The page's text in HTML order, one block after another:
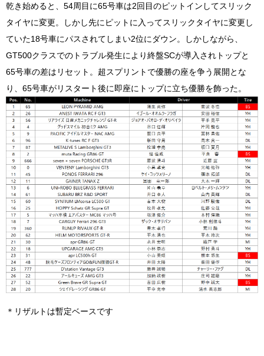
乾き始めると、54周目に65号車は2回目のピットインしてスリック
タイヤに変更。しかし先にピットに入ってスリックタイヤに変更し
ていた18号車にパスされてしまい2位にダウン。しかしながら、
GT500クラスでのトラブル発生により終盤SCが導入されトップと
65号車の差はリセット。超スプリントで優勝の座を争う展開とな
り、65号車がリスタート後に即座にトップに立ち優勝を飾った。
＊リザルトは暫定ベースです